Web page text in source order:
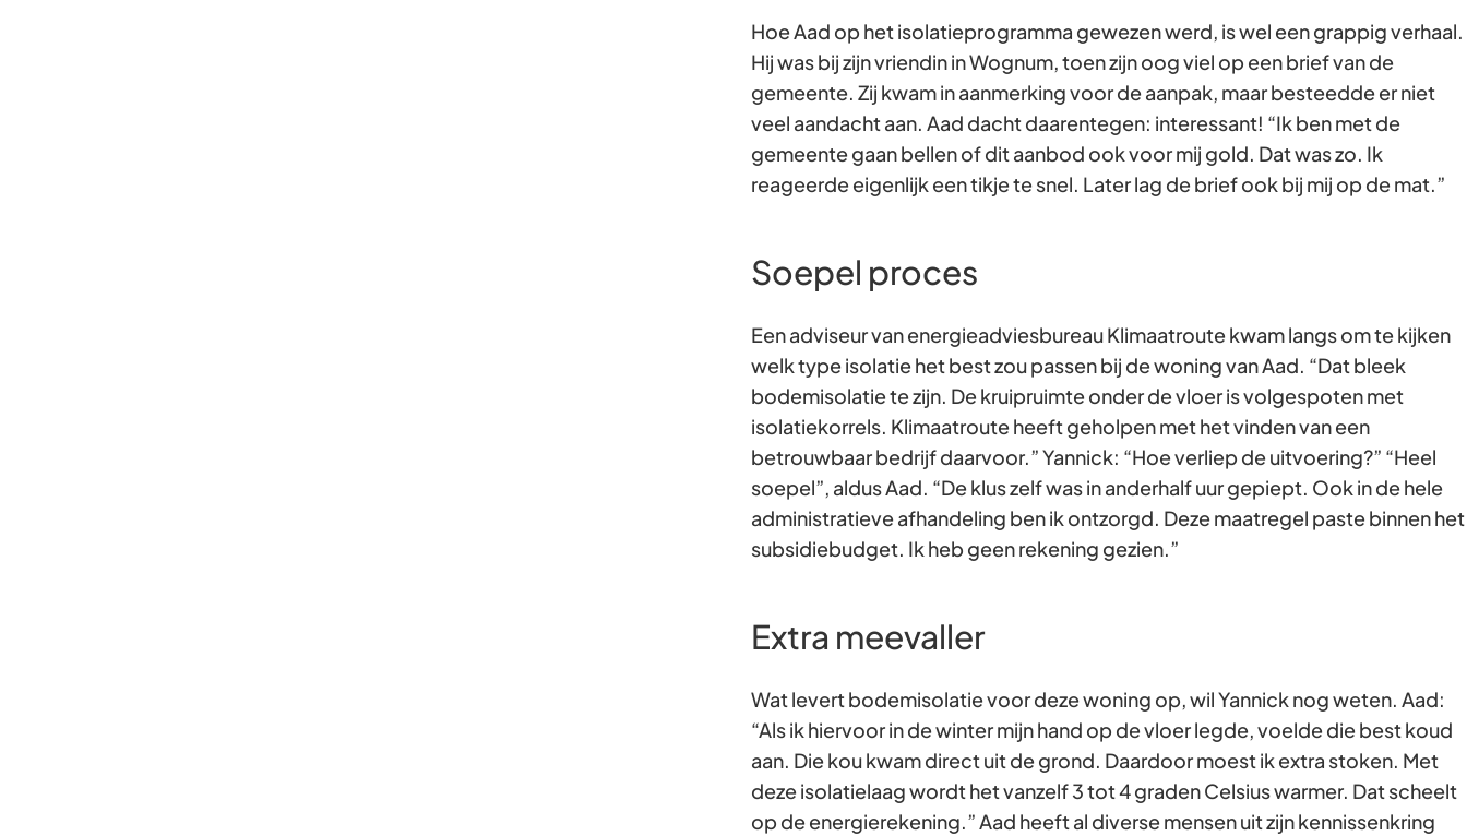
Hoe Aad op het isolatieprogramma gewezen werd, is wel een grappig verhaal.
Hij was bij zijn vriendin in Wognum, toen zijn oog viel op een brief van de
gemeente. Zij kwam in aanmerking voor de aanpak, maar besteedde er niet
veel aandacht aan. Aad dacht daarentegen: interessant! “Ik ben met de
gemeente gaan bellen of dit aanbod ook voor mij gold. Dat was zo. Ik
reageerde eigenlijk een tikje te snel. Later lag de brief ook bij mij op de mat.”
Soepel proces
Een adviseur van energieadviesbureau Klimaatroute kwam langs om te kijken
welk type isolatie het best zou passen bij de woning van Aad. “Dat bleek
bodemisolatie te zijn. De kruipruimte onder de vloer is volgespoten met
isolatiekorrels. Klimaatroute heeft geholpen met het vinden van een
betrouwbaar bedrijf daarvoor.” Yannick: “Hoe verliep de uitvoering?” “Heel
soepel”, aldus Aad. “De klus zelf was in anderhalf uur gepiept. Ook in de hele
administratieve afhandeling ben ik ontzorgd. Deze maatregel paste binnen het
subsidiebudget. Ik heb geen rekening gezien.”
Extra meevaller
Wat levert bodemisolatie voor deze woning op, wil Yannick nog weten. Aad:
“Als ik hiervoor in de winter mijn hand op de vloer legde, voelde die best koud
aan. Die kou kwam direct uit de grond. Daardoor moest ik extra stoken. Met
deze isolatielaag wordt het vanzelf 3 tot 4 graden Celsius warmer. Dat scheelt
op de energierekening.” Aad heeft al diverse mensen uit zijn kennissenkring